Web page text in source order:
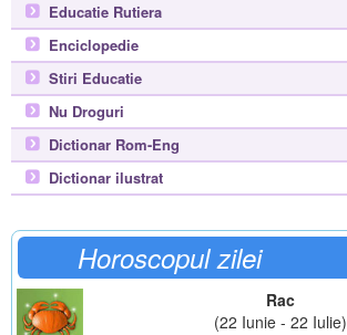
Educatie Rutiera
Enciclopedie
Stiri Educatie
Nu Droguri
Dictionar Rom-Eng
Dictionar ilustrat
Horoscopul zilei
Rac
(22 Iunie - 22 Iulie)